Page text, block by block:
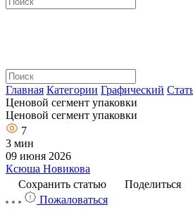
Главная Категории Графический
Ценовой сегмент упаковки
Ценовой сегмент упаковки
7
3 мин
09 июня 2026
Ксюша Новикова
Сохранить статью
Поделиться
Пожаловаться